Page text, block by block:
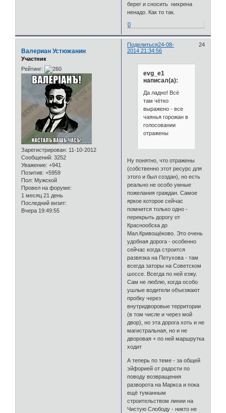
берег и сносить нихрена
ненадо. Как то так.
0
Поделиться 24
24-08-
2014 21:34:56
Валериан Устюжанин
Участник
Рейтинг:
Зарегистрирован: 11-10-2012
Сообщений: 3252
Уважение: +941
Позитив: +5959
Пол: Мужской
Провел на форуме:
1 месяц 21 день
Последний визит:
Вчера 19:49:55
evg_e1
написал(а):
Да ладно! Всё
там чётко
выражено - все
чаянья горожан в
голосовании
отражены
Ну понятно, что отражены
(собственно этот ресурс для
этого и был создан), но есть
реально не особо умные
пожелания граждан. Самое
яркое которое сейчас
помнится только одно -
перекрыть дорогу от
Краснообска до
Мал.Кривощёково. Это очень
удобная дорога - особенно
сейчас когда строится
развязка на Петухова - там
всегда заторы на Советском
шоссе. Всегда по ней езжу.
Сам не люблю, когда особо
ушлые водители объезжают
пробку через
внутридворовые территории
(в том числе и через мой
двор), но эта дорога хоть и не
магистральная, но и не
дворовая + по ней маршрутка
ходит
А теперь по теме - за общей
эйфорией от радости по
поводу возвращения
разворота на Маркса и пока
ещё туманным
строительством линии на
Чистую Слободу - никто не